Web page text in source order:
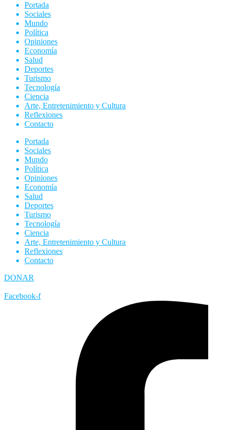
Portada
Sociales
Mundo
Política
Opiniones
Economía
Salud
Deportes
Turismo
Tecnología
Ciencia
Arte, Entretenimiento y Cultura
Reflexiones
Contacto
Portada
Sociales
Mundo
Política
Opiniones
Economía
Salud
Deportes
Turismo
Tecnología
Ciencia
Arte, Entretenimiento y Cultura
Reflexiones
Contacto
DONAR
Facebook-f